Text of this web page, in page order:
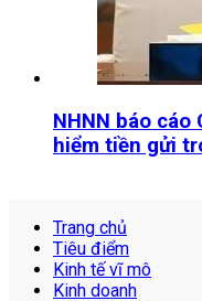
NHNN báo
hiểm tiền gửi
Trang chủ
Tiêu điểm
Kinh tế vĩ mô
Kinh doanh